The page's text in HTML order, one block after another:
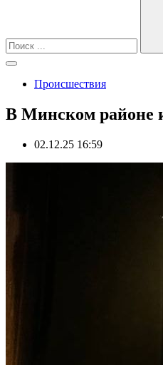
Происшествия
В Минском районе
02.12.25 16:59